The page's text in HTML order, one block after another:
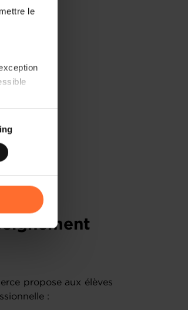
le
en
propose aux élèves
: